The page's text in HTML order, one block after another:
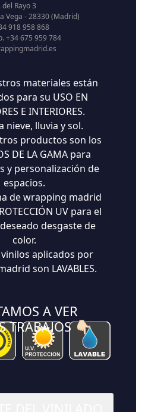
del Rayo 3
Vega - 28330 (Madrid)
918 958 868
+34 675 959 784
materiales están
para su USO EN
E INTERIORES.
nieve, lluvia y sol.
productos son los
DE LA GAMA para
y personalización de
espacios.
de wrapping madrid
UV para el
desgaste de
color.
aplicados por
son LAVABLES.
A VER
TRABAJOS 👇🏻